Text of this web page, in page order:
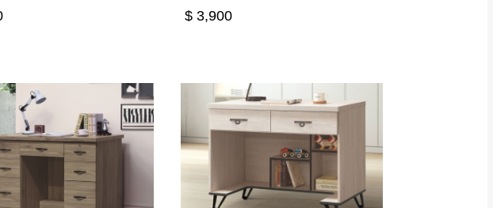
$ 3,900